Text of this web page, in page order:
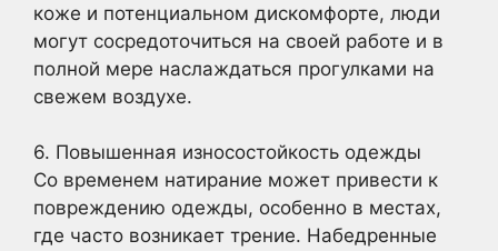
коже и потенциальном дискомфорте, люди
могут сосредоточиться на своей работе и в
полной мере наслаждаться прогулками на
свежем воздухе.
6. Повышенная износостойкость одежды
Со временем натирание может привести к
повреждению одежды, особенно в местах,
где часто возникает трение. Набедренные